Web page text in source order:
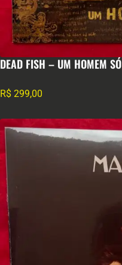
DEAD FISH – UM HOMEM SÓ
R$ 299,00